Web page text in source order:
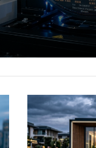
Paketleme
Detaylar